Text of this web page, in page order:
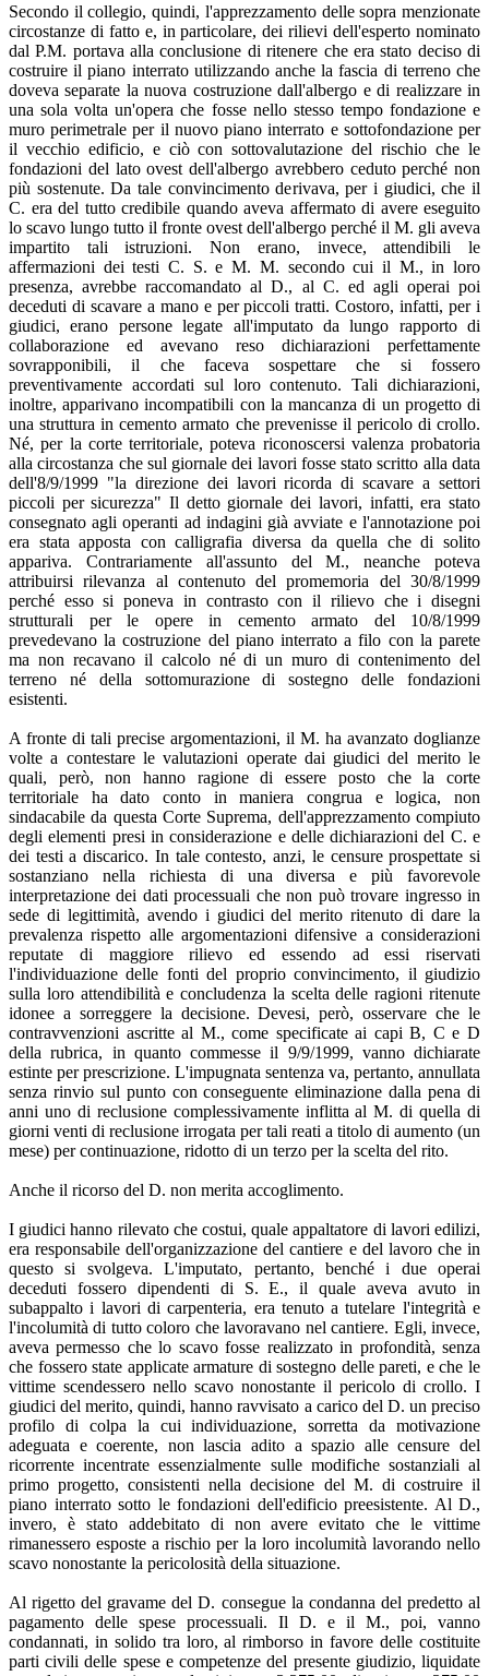
Secondo il collegio, quindi, l'apprezzamento delle sopra menzionate
circostanze di fatto e, in particolare, dei rilievi dell'esperto nominato
dal P.M. portava alla conclusione di ritenere che era stato deciso di
costruire il piano interrato utilizzando anche la fascia di terreno che
doveva separate la nuova costruzione dall'albergo e di realizzare in
una sola volta un'opera che fosse nello stesso tempo fondazione e
muro perimetrale per il nuovo piano interrato e sottofondazione per
il vecchio edificio, e ciò con sottovalutazione del rischio che le
fondazioni del lato ovest dell'albergo avrebbero ceduto perché non
più sostenute. Da tale convincimento derivava, per i giudici, che il
C. era del tutto credibile quando aveva affermato di avere eseguito
lo scavo lungo tutto il fronte ovest dell'albergo perché il M. gli aveva
impartito tali istruzioni. Non erano, invece, attendibili le
affermazioni dei testi C. S. e M. M. secondo cui il M., in loro
presenza, avrebbe raccomandato al D., al C. ed agli operai poi
deceduti di scavare a mano e per piccoli tratti. Costoro, infatti, per i
giudici, erano persone legate all'imputato da lungo rapporto di
collaborazione ed avevano reso dichiarazioni perfettamente
sovrapponibili, il che faceva sospettare che si fossero
preventivamente accordati sul loro contenuto. Tali dichiarazioni,
inoltre, apparivano incompatibili con la mancanza di un progetto di
una struttura in cemento armato che prevenisse il pericolo di crollo.
Né, per la corte territoriale, poteva riconoscersi valenza probatoria
alla circostanza che sul giornale dei lavori fosse stato scritto alla data
dell'8/9/1999 "la direzione dei lavori ricorda di scavare a settori
piccoli per sicurezza" Il detto giornale dei lavori, infatti, era stato
consegnato agli operanti ad indagini già avviate e l'annotazione poi
era stata apposta con calligrafia diversa da quella che di solito
appariva. Contrariamente all'assunto del M., neanche poteva
attribuirsi rilevanza al contenuto del promemoria del 30/8/1999
perché esso si poneva in contrasto con il rilievo che i disegni
strutturali per le opere in cemento armato del 10/8/1999
prevedevano la costruzione del piano interrato a filo con la parete
ma non recavano il calcolo né di un muro di contenimento del
terreno né della sottomurazione di sostegno delle fondazioni
esistenti.
A fronte di tali precise argomentazioni, il M. ha avanzato doglianze
volte a contestare le valutazioni operate dai giudici del merito le
quali, però, non hanno ragione di essere posto che la corte
territoriale ha dato conto in maniera congrua e logica, non
sindacabile da questa Corte Suprema, dell'apprezzamento compiuto
degli elementi presi in considerazione e delle dichiarazioni del C. e
dei testi a discarico. In tale contesto, anzi, le censure prospettate si
sostanziano nella richiesta di una diversa e più favorevole
interpretazione dei dati processuali che non può trovare ingresso in
sede di legittimità, avendo i giudici del merito ritenuto di dare la
prevalenza rispetto alle argomentazioni difensive a considerazioni
reputate di maggiore rilievo ed essendo ad essi riservati
l'individuazione delle fonti del proprio convincimento, il giudizio
sulla loro attendibilità e concludenza la scelta delle ragioni ritenute
idonee a sorreggere la decisione. Devesi, però, osservare che le
contravvenzioni ascritte al M., come specificate ai capi B, C e D
della rubrica, in quanto commesse il 9/9/1999, vanno dichiarate
estinte per prescrizione. L'impugnata sentenza va, pertanto, annullata
senza rinvio sul punto con conseguente eliminazione dalla pena di
anni uno di reclusione complessivamente inflitta al M. di quella di
giorni venti di reclusione irrogata per tali reati a titolo di aumento (un
mese) per continuazione, ridotto di un terzo per la scelta del rito.
Anche il ricorso del D. non merita accoglimento.
I giudici hanno rilevato che costui, quale appaltatore di lavori edilizi,
era responsabile dell'organizzazione del cantiere e del lavoro che in
questo si svolgeva. L'imputato, pertanto, benché i due operai
deceduti fossero dipendenti di S. E., il quale aveva avuto in
subappalto i lavori di carpenteria, era tenuto a tutelare l'integrità e
l'incolumità di tutto coloro che lavoravano nel cantiere. Egli, invece,
aveva permesso che lo scavo fosse realizzato in profondità, senza
che fossero state applicate armature di sostegno delle pareti, e che le
vittime scendessero nello scavo nonostante il pericolo di crollo. I
giudici del merito, quindi, hanno ravvisato a carico del D. un preciso
profilo di colpa la cui individuazione, sorretta da motivazione
adeguata e coerente, non lascia adito a spazio alle censure del
ricorrente incentrate essenzialmente sulle modifiche sostanziali al
primo progetto, consistenti nella decisione del M. di costruire il
piano interrato sotto le fondazioni dell'edificio preesistente. Al D.,
invero, è stato addebitato di non avere evitato che le vittime
rimanessero esposte a rischio per la loro incolumità lavorando nello
scavo nonostante la pericolosità della situazione.
Al rigetto del gravame del D. consegue la condanna del predetto al
pagamento delle spese processuali. Il D. e il M., poi, vanno
condannati, in solido tra loro, al rimborso in favore delle costituite
parti civili delle spese e competenze del presente giudizio, liquidate